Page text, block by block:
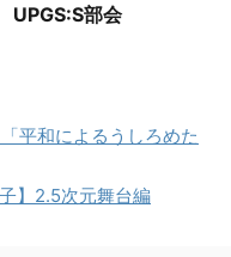
部会
和によるうしろめた
】2.5次元舞台編